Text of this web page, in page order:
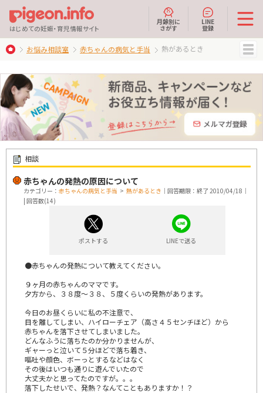
はじめての妊娠・育児情報サイト
月齢別に
さがす
LINE
登録
お悩み相談室 赤ちゃんの病気と手当 熱があるとき
相談
赤ちゃんの発熱の原因について
カテゴリー： 赤ちゃんの病気と手当 > 熱があるとき ｜回答期限：終了 2010/04/18｜
| 回答数(14)
ポストする LINEで送る
●赤ちゃんの発熱について教えてください。
９ヶ月の赤ちゃんのママです。
夕方から、３８度～３８、５度くらいの発熱があります。
今日のお昼くらいに私の不注意で、
目を離してしまい、ハイローチェア（高さ４５センチほど）から
赤ちゃんを落下させてしまいました。
どんなふうに落ちたのか分かりませんが、
ギャーっと泣いて５分ほどで落ち着き、
嘔吐や顔色、ボーっとするなどはなく
その後はいつも通りに遊んでいたので
大丈夫かと思ってたのですが。。。
落下したせいで、発熱？なんてこともありますか！？